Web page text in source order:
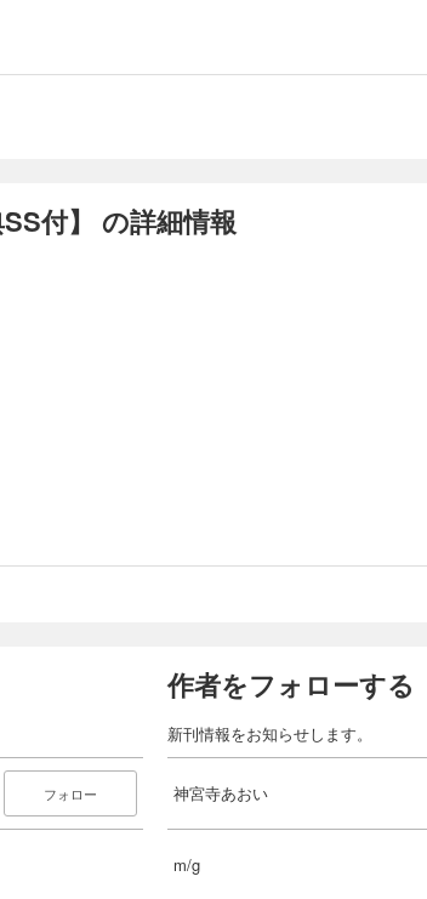
付】 の詳細情報
フォロー
作者をフォローする
新刊情報をお知らせします。
神宮寺あおい
m/g